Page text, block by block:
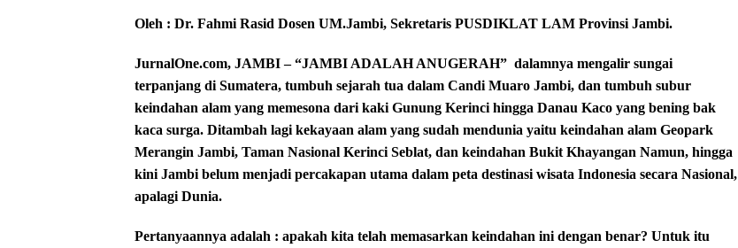
Oleh : Dr. Fahmi Rasid Dosen UM.Jambi, Sekretaris PUSDIKLAT LAM Provinsi Jambi.
JurnalOne.com, JAMBI – “JAMBI ADALAH ANUGERAH” dalamnya mengalir sungai
terpanjang di Sumatera, tumbuh sejarah tua dalam Candi Muaro Jambi, dan tumbuh subur
keindahan alam yang memesona dari kaki Gunung Kerinci hingga Danau Kaco yang bening bak
kaca surga. Ditambah lagi kekayaan alam yang sudah mendunia yaitu keindahan alam Geopark
Merangin Jambi, Taman Nasional Kerinci Seblat, dan keindahan Bukit Khayangan Namun, hingga
kini Jambi belum menjadi percakapan utama dalam peta destinasi wisata Indonesia secara Nasional,
apalagi Dunia.
Pertanyaannya adalah : apakah kita telah memasarkan keindahan ini dengan benar? Untuk itu